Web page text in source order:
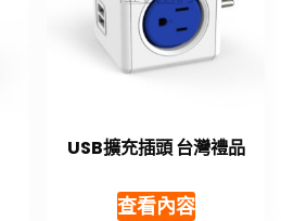
USB擴充插頭 台灣禮品
查看內容